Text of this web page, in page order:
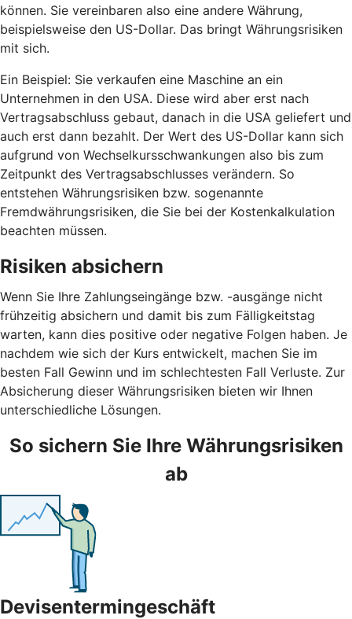
können. Sie vereinbaren also eine andere Währung,
beispielsweise den US-Dollar. Das bringt Währungsrisiken
mit sich.
Ein Beispiel: Sie verkaufen eine Maschine an ein
Unternehmen in den USA. Diese wird aber erst nach
Vertragsabschluss gebaut, danach in die USA geliefert und
auch erst dann bezahlt. Der Wert des US-Dollar kann sich
aufgrund von Wechselkursschwankungen also bis zum
Zeitpunkt des Vertragsabschlusses verändern. So
entstehen Währungsrisiken bzw. sogenannte
Fremdwährungsrisiken, die Sie bei der Kostenkalkulation
beachten müssen.
Risiken absichern
Wenn Sie Ihre Zahlungseingänge bzw. -ausgänge nicht
frühzeitig absichern und damit bis zum Fälligkeitstag
warten, kann dies positive oder negative Folgen haben. Je
nachdem wie sich der Kurs entwickelt, machen Sie im
besten Fall Gewinn und im schlechtesten Fall Verluste. Zur
Absicherung dieser Währungsrisiken bieten wir Ihnen
unterschiedliche Lösungen.
So sichern Sie Ihre Währungsrisiken
ab
Devisentermingeschäft